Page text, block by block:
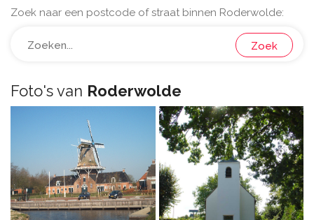
Zoek naar een postcode of straat binnen Roderwolde:
Zoek
Foto's van Roderwolde